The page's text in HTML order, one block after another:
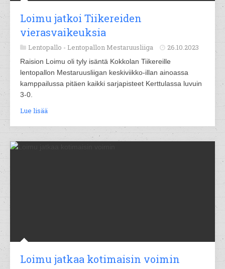
Loimu jatkoi Tiikereiden
vierasvaikeuksia
Lentopallo - Lentopallon Mestaruusliiga 26.10.2023
Raision Loimu oli tyly isäntä Kokkolan Tiikereille
lentopallon Mestaruusliigan keskiviikko-illan ainoassa
kamppailussa pitäen kaikki sarjapisteet Kerttulassa luvuin
3-0.
Lue lisää
Loimu jatkaa kotimaisin voimin